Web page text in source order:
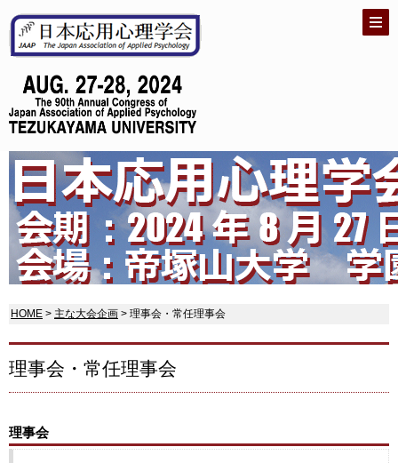
HOME > 主な大会企画 > 理事会・常任理事会
理事会・常任理事会
理事会